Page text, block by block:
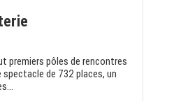
premiers pôles de rencontres
spectacle de 732 places, un